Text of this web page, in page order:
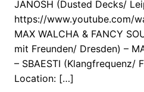
JANOSH (Dusted Decks/
https://www.youtube.com/
MAX WALCHA & FANCY
mit Freunden/ Dresden) –
– SBAESTI (Klangfrequenz/
Location: […]